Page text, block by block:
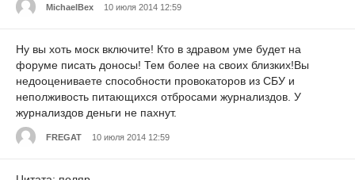
MichaelBex 10 июля 2014 12:59
Ну вы хоть моск включите! Кто в здравом уме будет на
форуме писать доносы! Тем более на своих близких!Вы
недооцениваете способности провокаторов из СБУ и
неполживость питающихся отбросами журнализдов. У
журнализдов деньги не пахнут.
FREGAT 10 июля 2014 12:59